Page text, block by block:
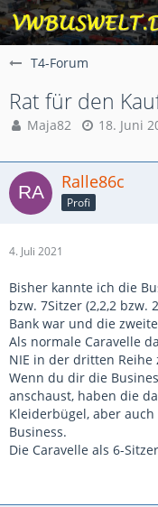
T4-Forum
Rat für den
Maja82 18. Juni
Ralle86c
Profi
4. Juli 2021
Bisher kannte ich die
bzw. 7Sitzer (2,2,2 bzw.
Bank war und die
Als normale Caravelle
NIE in der dritten Reihe
Wenn du dir die
anschaust, haben die
Kleiderbügel, aber
Business.
Die Caravelle als 6-